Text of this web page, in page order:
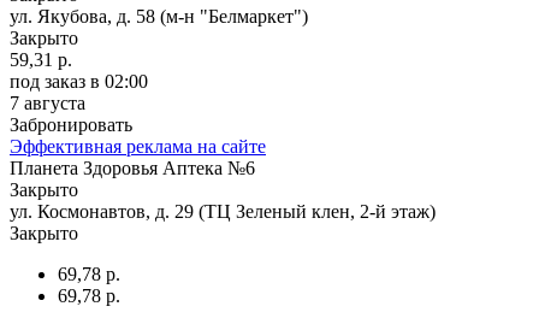
ул. Якубова, д. 58 (м-н "Белмаркет")
Закрыто
59,31 р.
под заказ в 02:00
7 августа
Забронировать
Эффективная реклама на сайте
Планета Здоровья Аптека №6
Закрыто
ул. Космонавтов, д. 29 (ТЦ Зеленый клен, 2-й этаж)
Закрыто
69,78 р.
69,78 р.